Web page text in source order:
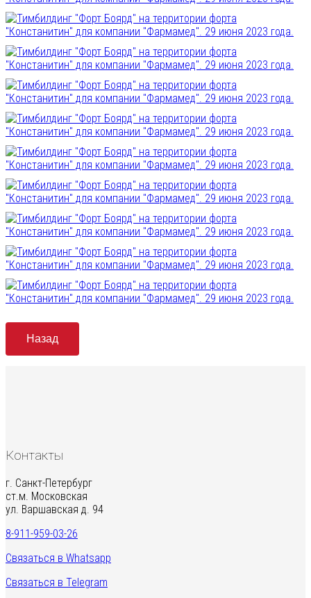
Назад
Контакты
г. Санкт-Петербург
ст.м. Московская
ул. Варшавская д. 94
8-911-959-03-26
Связаться в Whatsapp
Связаться в Telegram